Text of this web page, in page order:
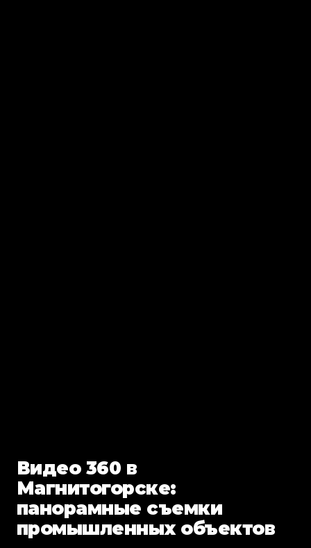
Видео 360 в
Магнитогорске:
панорамные съемки
промышленных объектов